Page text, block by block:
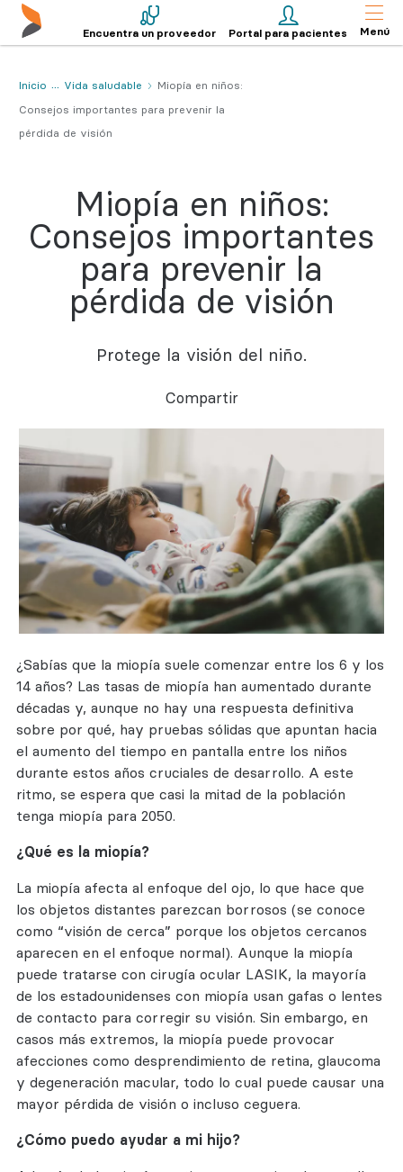
Encuentra un proveedor Portal para pacientes Menú
Inicio Vida saludable
Miopía en niños:
Consejos importantes para prevenir la
pérdida de visión
Miopía en niños:
Consejos importantes
para prevenir la
pérdida de visión
Protege la visión del niño.
Compartir
¿Sabías que la miopía suele comenzar entre los 6 y los
14 años? Las tasas de miopía han aumentado durante
décadas y, aunque no hay una respuesta definitiva
sobre por qué, hay pruebas sólidas que apuntan hacia
el aumento del tiempo en pantalla entre los niños
durante estos años cruciales de desarrollo. A este
ritmo, se espera que casi la mitad de la población
tenga miopía para 2050.
¿Qué es la miopía?
La miopía afecta al enfoque del ojo, lo que hace que
los objetos distantes parezcan borrosos (se conoce
como “visión de cerca” porque los objetos cercanos
aparecen en el enfoque normal). Aunque la miopía
puede tratarse con cirugía ocular LASIK, la mayoría
de los estadounidenses con miopía usan gafas o lentes
de contacto para corregir su visión. Sin embargo, en
casos más extremos, la miopía puede provocar
afecciones como desprendimiento de retina, glaucoma
y degeneración macular, todo lo cual puede causar una
mayor pérdida de visión o incluso ceguera.
¿Cómo puedo ayudar a mi hijo?